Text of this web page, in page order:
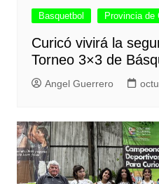
Basquetbol Provincia de
Curicó vivirá la
Torneo 3×3 de
Angel Guerrero